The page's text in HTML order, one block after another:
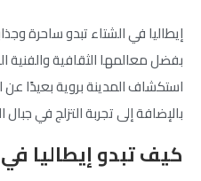
إيطاليا في الشتاء تبدو ساحرة
بفضل معالمها الثقافية والفنية
استكشاف المدينة بروية بعيدًا عن
بالإضافة إلى تجربة التزلج في جبال
كيف تبدو إيطاليا